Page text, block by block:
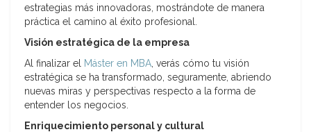
estrategias más innovadoras, mostrándote de manera
práctica el camino al éxito profesional.
Visión estratégica de la empresa
Al finalizar el
Máster en MBA , verás cómo tu visión
estratégica se ha transformado, seguramente, abriendo
nuevas miras y perspectivas respecto a la forma de
entender los negocios.
Enriquecimiento personal y cultural